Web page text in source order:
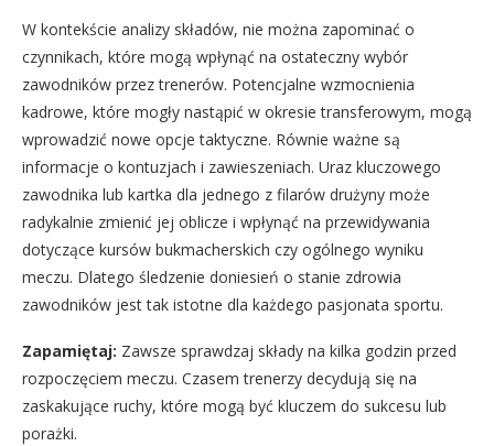
W kontekście analizy składów, nie można zapominać o
czynnikach, które mogą wpłynąć na ostateczny wybór
zawodników przez trenerów. Potencjalne wzmocnienia
kadrowe, które mogły nastąpić w okresie transferowym, mogą
wprowadzić nowe opcje taktyczne. Równie ważne są
informacje o kontuzjach i zawieszeniach. Uraz kluczowego
zawodnika lub kartka dla jednego z filarów drużyny może
radykalnie zmienić jej oblicze i wpłynąć na przewidywania
dotyczące kursów bukmacherskich czy ogólnego wyniku
meczu. Dlatego śledzenie doniesień o stanie zdrowia
zawodników jest tak istotne dla każdego pasjonata sportu.
Zapamiętaj: Zawsze sprawdzaj składy na kilka godzin przed
rozpoczęciem meczu. Czasem trenerzy decydują się na
zaskakujące ruchy, które mogą być kluczem do sukcesu lub
porażki.